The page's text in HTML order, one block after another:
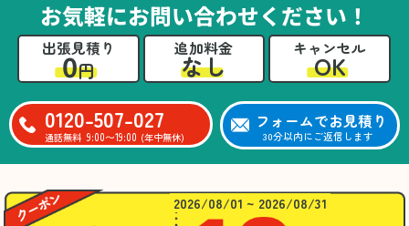
お気軽にお問い合わせください！
出張見積り
0円
追加料金
なし
キャンセル
OK
0120-507-027
通話無料 9:00〜19:00 (年中無休)
フォームでお見積り
30分以内にご返信します
2026/08/01 ~ 2026/08/31